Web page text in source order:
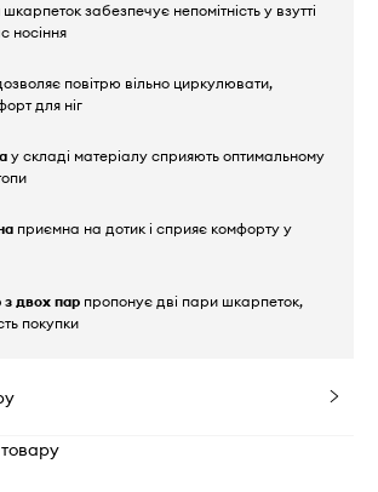
шкарпеток забезпечує непомітність у взутті
носіння
повітрю вільно циркулювати,
для ніг
у складі матеріалу сприяють оптимальному
приємна на дотик і сприяє комфорту у
з двох пар пропонує дві пари шкарпеток,
покупки